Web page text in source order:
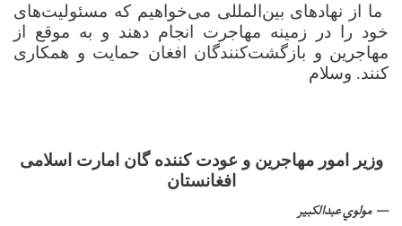
ما از نهادهای بین‌المللی می‌خواهیم که مسئولیت‌های
خود را در زمینه مهاجرت انجام دهند و به موقع از
مهاجرین و بازگشت‌کنندگان افغان حمایت و همکاری
کنند. وسلام
وزیر امور مهاجرین و عودت کننده گان امارت اسلامی
افغانستان
مولوي عبدالکبیر